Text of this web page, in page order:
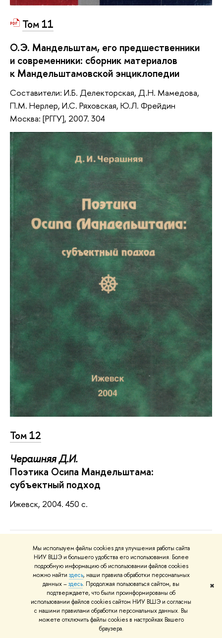
Мы используем файлы cookies для улучшения работы сайта
НИУ ВШЭ и большего удобства его использования. Более
подробную информацию об использовании файлов cookies
можно найти здесь, наши правила обработки персональных
данных –здесь. Продолжая пользоваться сайтом, вы
подтверждаете, что были проинформированы об
использовании файлов cookies сайтом НИУ ВШЭ и согласны
с нашими правилами обработки персональных данных. Вы
можете отключить файлы cookies в настройках Вашего
браузера.
✖
Том 11
О.Э. Мандельштам, его предшественники
и современники: сборник материалов
к Мандельштамовской энциклопедии
Составители: И.Б. Делекторская, Д.Н. Мамедова,
П.М. Нерлер, И.С. Ряховская, Ю.Л. Фрейдин
Москва: [РГГУ], 2007. 304
Том 12
Черашняя Д.И.
Поэтика Осипа Мандельштама:
субъектный подход
Ижевск, 2004. 450 с.